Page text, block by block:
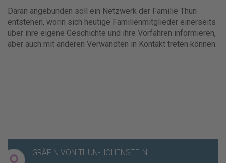
Daran angebunden soll ein Netzwerk der Familie Thun
entstehen, worin sich heutige Familienmitglieder einerseits
über ihre eigene Geschichte und ihre Vorfahren informieren,
aber auch mit anderen Verwandten in Kontakt treten können.
GRÄFIN VON THUN-HOHENSTEIN
GRÄFIN VON THUN-HOHENSTEIN